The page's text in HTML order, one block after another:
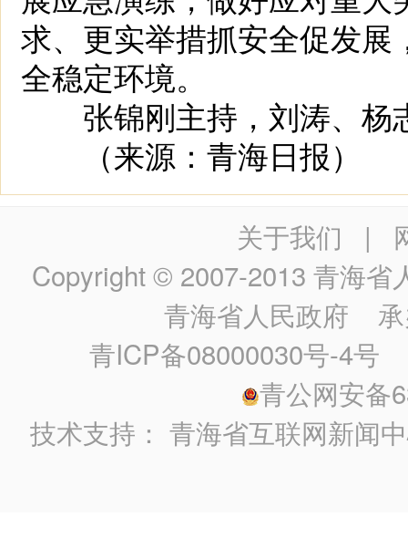
求、更实举措抓安全促发
全稳定环境。
张锦刚主持，刘涛、杨
（来源：青海日报）
关于我们 |
Copyright © 2007-2013 青海省
青海省人民政府 承
青ICP备08000030号-4号
青公网安备
技术支持：青海省互联网新闻